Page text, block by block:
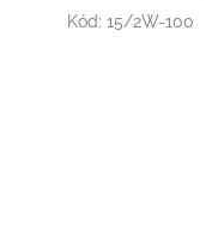
Kód: 15/2W-100